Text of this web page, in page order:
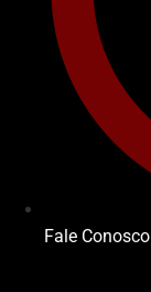
Fale Conosco